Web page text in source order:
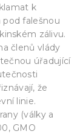
k
pod falešnou
zálivu.
členů vlády
úřadující
že
linie.
(války a
GMO